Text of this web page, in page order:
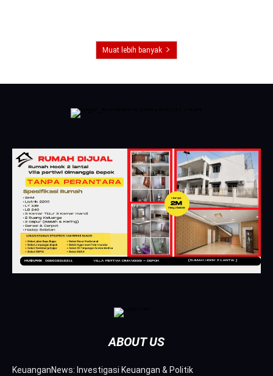
Muat lebih banyak
ABOUT US
KeuanganNews: Investigasi Keuangan & Politik